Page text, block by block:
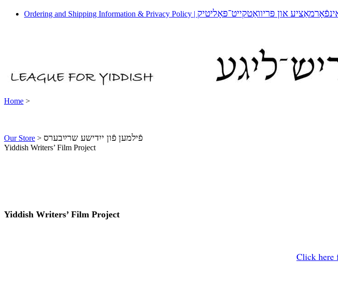
Ordering and Shipping Information & Privacy Policy | און פּריוואַטקייט־פּאָליטיק
Home >
Our Store > פֿילמען פֿון ייִדישע שרײַבערס
Yiddish Writers’ Film Project
Yiddish Writers’ Film Project
Click here